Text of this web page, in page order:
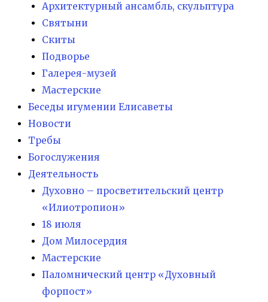
Архитектурный ансамбль, скульптура
Святыни
Скиты
Подворье
Галерея-музей
Мастерские
Беседы игумении Елисаветы
Новости
Требы
Богослужения
Деятельность
Духовно – просветительский центр
«Илиотропион»
18 июля
Дом Милосердия
Мастерские
Паломнический центр «Духовный
форпост»